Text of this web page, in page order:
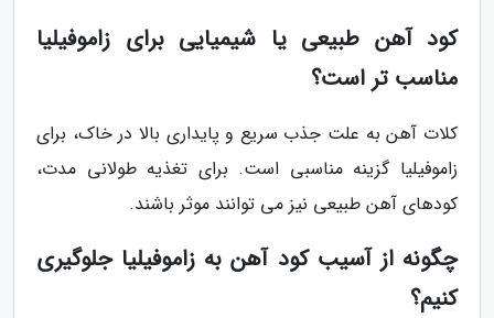
کود آهن طبیعی یا شیمیایی برای زاموفیلیا
مناسب تر است؟
کلات آهن به علت جذب سریع و پایداری بالا در خاک، برای
زاموفیلیا گزینه مناسبی است. برای تغذیه طولانی مدت،
کودهای آهن طبیعی نیز می توانند موثر باشند.
چگونه از آسیب کود آهن به زاموفیلیا جلوگیری
کنیم؟